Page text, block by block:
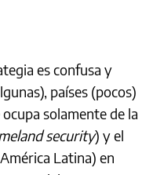
es confusa y
países (pocos)
solamente de la
security) y el
Latina) en